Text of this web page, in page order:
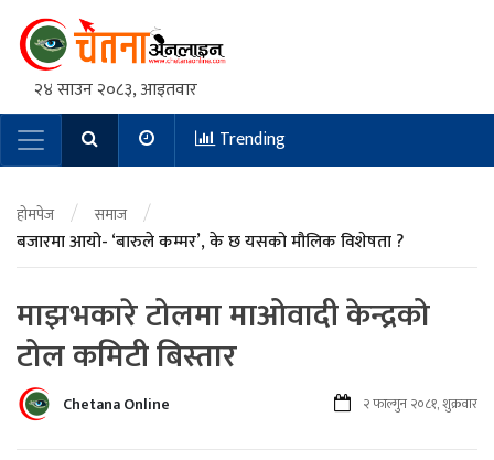
२४ साउन २०८३, आइतवार
Main NavigationTrending
होमपेज / समाज /
बजारमा आयो- ‘बारुले कम्मर’, के छ यसको मौलिक विशेषता ?
माझभकारे टोलमा माओवादी केन्द्रको
टोल कमिटी बिस्तार
Chetana Online २ फाल्गुन २०८१, शुक्रवार